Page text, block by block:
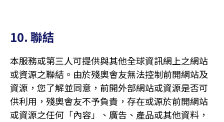
10. 聯結
本服務或第三人可提供與其他全球資訊網上之網站
或資源之聯結。由於殘奧會友無法控制前開網站及
資源，您了解並同意，前開外部網站或資源是否可
供利用，殘奧會友不予負責，存在或源於前開網站
或資源之任何「內容」、廣告、產品或其他資料，